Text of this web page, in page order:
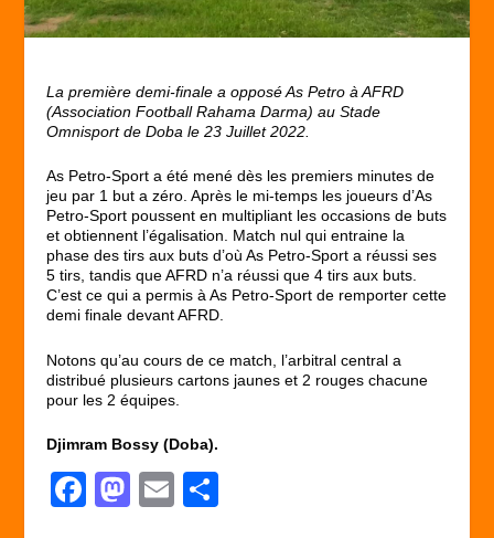
La première demi-finale a opposé As Petro à AFRD
(Association Football Rahama Darma) au Stade
Omnisport de Doba le 23 Juillet 2022.
As Petro-Sport a été mené dès les premiers minutes de
jeu par 1 but a zéro. Après le mi-temps les joueurs d’As
Petro-Sport poussent en multipliant les occasions de buts
et obtiennent l’égalisation. Match nul qui entraine la
phase des tirs aux buts d’où As Petro-Sport a réussi ses
5 tirs, tandis que AFRD n’a réussi que 4 tirs aux buts.
C’est ce qui a permis à As Petro-Sport de remporter cette
demi finale devant AFRD.
Notons qu’au cours de ce match, l’arbitral central a
distribué plusieurs cartons jaunes et 2 rouges chacune
pour les 2 équipes.
Djimram Bossy (Doba).
F
M
E